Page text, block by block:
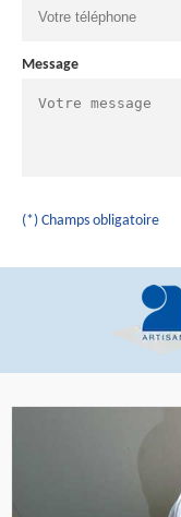
Message
(*) Champs obligatoire